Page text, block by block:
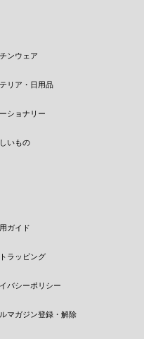
ンウェア
リア・日用品
ショナリー
いもの
ガイド
ラッピング
バシーポリシー
マガジン登録・解除